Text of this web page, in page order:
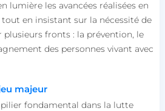
lumière les avancées réalisées en
en insistant sur la nécessité de
plusieurs fronts : la prévention, le
des personnes vivant avec
majeur
fondamental dans la lutte